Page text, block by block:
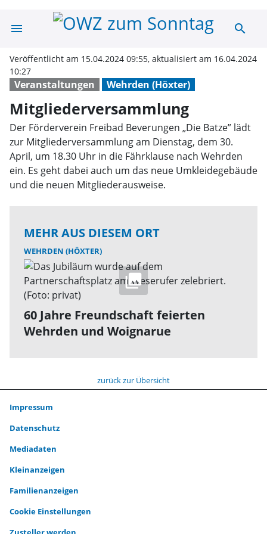
menu search
Veranstaltungen Wehrden (Höxter)
Veröffentlicht am 15.04.2024 09:55, aktualisiert am 16.04.2024
10:27
Mitgliederversammlung
Der Förderverein Freibad Beverungen „Die Batze” lädt
zur Mitgliederversammlung am Dienstag, dem 30.
April, um 18.30 Uhr in die Fährklause nach Wehrden
ein. Es geht dabei auch um das neue Umkleidegebäude
und die neuen Mitgliederausweise.
MEHR AUS DIESEM ORT
WEHRDEN (HÖXTER)
60 Jahre Freundschaft feierten
Wehrden und Woignarue
zurück zur Übersicht
Impressum
Datenschutz
Mediadaten
Kleinanzeigen
Familienanzeigen
Cookie Einstellungen